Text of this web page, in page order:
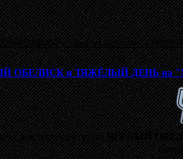
"data-ad-slot" =>
ОБЕЛИСК и ТЯЖЁЛЫЙ ДЕНЬ на
с выступления группЧЁРНЫЙ